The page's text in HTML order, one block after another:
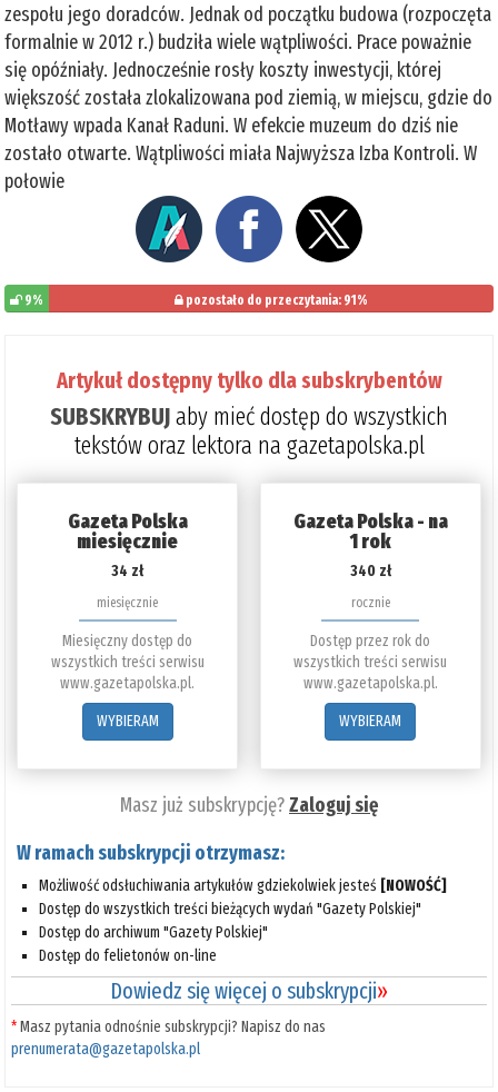
zespołu jego doradców. Jednak od początku budowa (rozpoczęta
formalnie w 2012 r.) budziła wiele wątpliwości. Prace poważnie
się opóźniały. Jednocześnie rosły koszty inwestycji, której
większość została zlokalizowana pod ziemią, w miejscu, gdzie do
Motławy wpada Kanał Raduni. W efekcie muzeum do dziś nie
zostało otwarte. Wątpliwości miała Najwyższa Izba Kontroli. W
połowie
9% pozostało do przeczytania: 91%
Artykuł dostępny tylko dla subskrybentów
SUBSKRYBUJaby mieć dostęp do wszystkich
tekstów oraz lektora na gazetapolska.pl
Gazeta Polska
miesięcznie
34 zł
miesięcznie
Miesięczny dostęp do
wszystkich treści serwisu
www.gazetapolska.pl.
WYBIERAM
Gazeta Polska - na
1 rok
340 zł
rocznie
Dostęp przez rok do
wszystkich treści serwisu
www.gazetapolska.pl.
WYBIERAM
Masz już subskrypcję?Zaloguj się
W ramach subskrypcji otrzymasz:
Możliwość odsłuchiwania artykułów gdziekolwiek jesteś [NOWOŚĆ]
Dostęp do wszystkich treści bieżących wydań "Gazety Polskiej"
Dostęp do archiwum "Gazety Polskiej"
Dostęp do felietonów on-line
Dowiedz się więcej o subskrypcji»
*Masz pytania odnośnie subskrypcji? Napisz do nas
prenumerata@gazetapolska.pl